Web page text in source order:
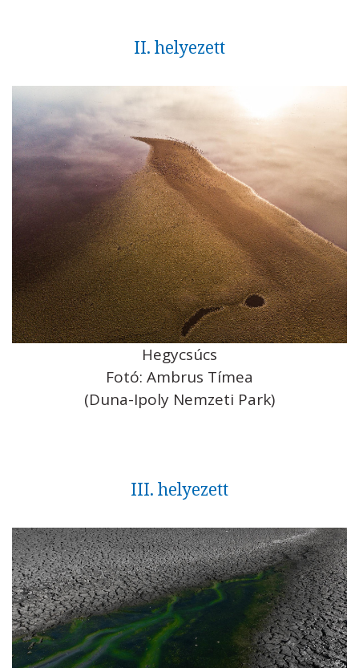
II. helyezett
Hegycsúcs
Fotó: Ambrus Tímea
(Duna-Ipoly Nemzeti Park)
III. helyezett